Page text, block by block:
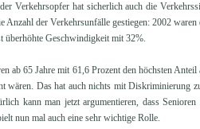
Verkehrsopfer hat sicherlich auch die
der Verkehrsunfälle gestiegen: 2002
überhöhte Geschwindigkeit mit 32%.
ab 65 Jahre mit 61,6 Prozent den höchsten
wären. Das hat auch nichts mit Diskriminierung
kann man jetzt argumentieren, dass
nun mal auch eine sehr wichtige Rolle.